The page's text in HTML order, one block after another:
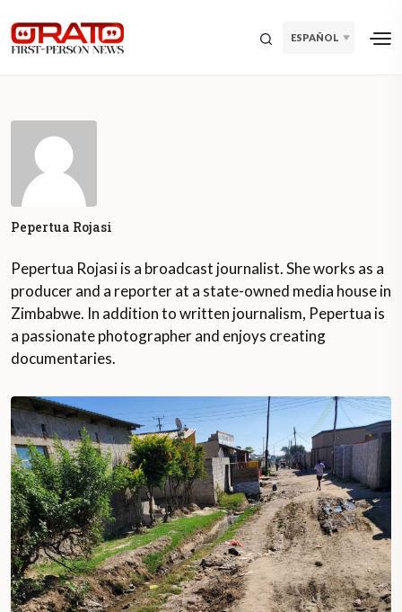
ESPAÑOL
Pepertua Rojasi
Pepertua Rojasi is a broadcast journalist. She works as a
producer and a reporter at a state-owned media house in
Zimbabwe. In addition to written journalism, Pepertua is
a passionate photographer and enjoys creating
documentaries.